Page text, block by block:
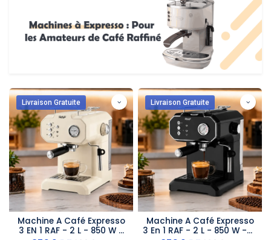
Livraison Gratuite
Machine A Café Expresso
3 EN 1 RAF - 2 L - 850 W -
Livraison Gratuite
Machine A Café Expresso
3 En 1 RAF - 2 L - 850 W -R-